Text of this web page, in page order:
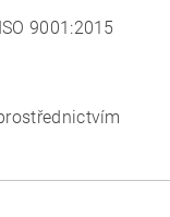
9001:2015